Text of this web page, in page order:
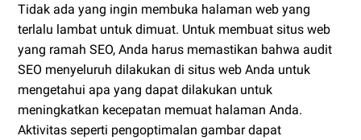
Tidak ada yang ingin membuka halaman web yang
terlalu lambat untuk dimuat. Untuk membuat situs web
yang ramah SEO, Anda harus memastikan bahwa audit
SEO menyeluruh dilakukan di situs web Anda untuk
mengetahui apa yang dapat dilakukan untuk
meningkatkan kecepatan memuat halaman Anda.
Aktivitas seperti pengoptimalan gambar dapat